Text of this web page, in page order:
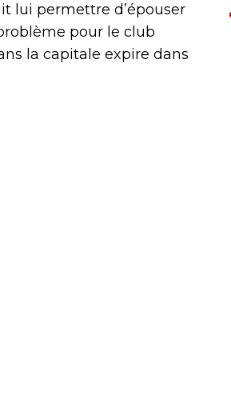
lui permettre d’épouser
pour le club
la capitale expire dans